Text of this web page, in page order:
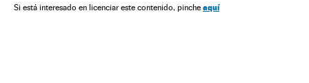
Si está interesado en licenciar este contenido, pinche aquí